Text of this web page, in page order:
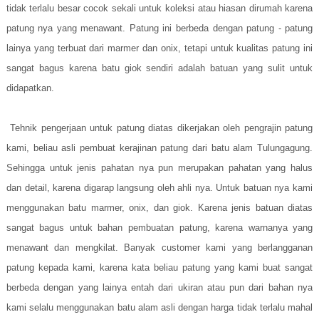
tidak terlalu besar cocok sekali untuk koleksi atau hiasan dirumah karena
patung nya yang menawant. Patung ini berbeda dengan patung - patung
lainya yang terbuat dari marmer dan onix, tetapi untuk kualitas patung ini
sangat bagus karena batu giok sendiri adalah batuan yang sulit untuk
didapatkan.
Tehnik pengerjaan untuk patung diatas dikerjakan oleh pengrajin patung
kami, beliau asli pembuat kerajinan patung dari batu alam Tulungagung.
Sehingga untuk jenis pahatan nya pun merupakan pahatan yang halus
dan detail, karena digarap langsung oleh ahli nya. Untuk batuan nya kami
menggunakan batu marmer, onix, dan giok. Karena jenis batuan diatas
sangat bagus untuk bahan pembuatan patung, karena warnanya yang
menawant dan mengkilat. Banyak customer kami yang berlangganan
patung kepada kami, karena kata beliau patung yang kami buat sangat
berbeda dengan yang lainya entah dari ukiran atau pun dari bahan nya
kami selalu menggunakan batu alam asli dengan harga tidak terlalu mahal